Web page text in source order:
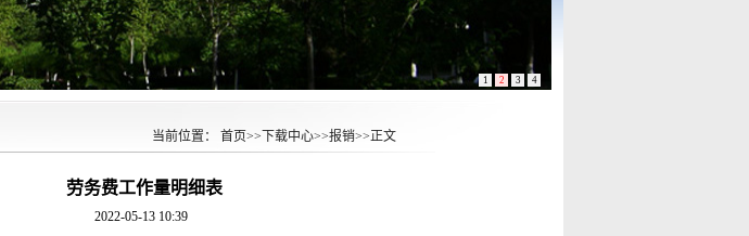
1 2 3 4
当前位置： 首页>> 下载中心>>报销>>正文
劳务费工作量明细表
2022-05-13 10:39